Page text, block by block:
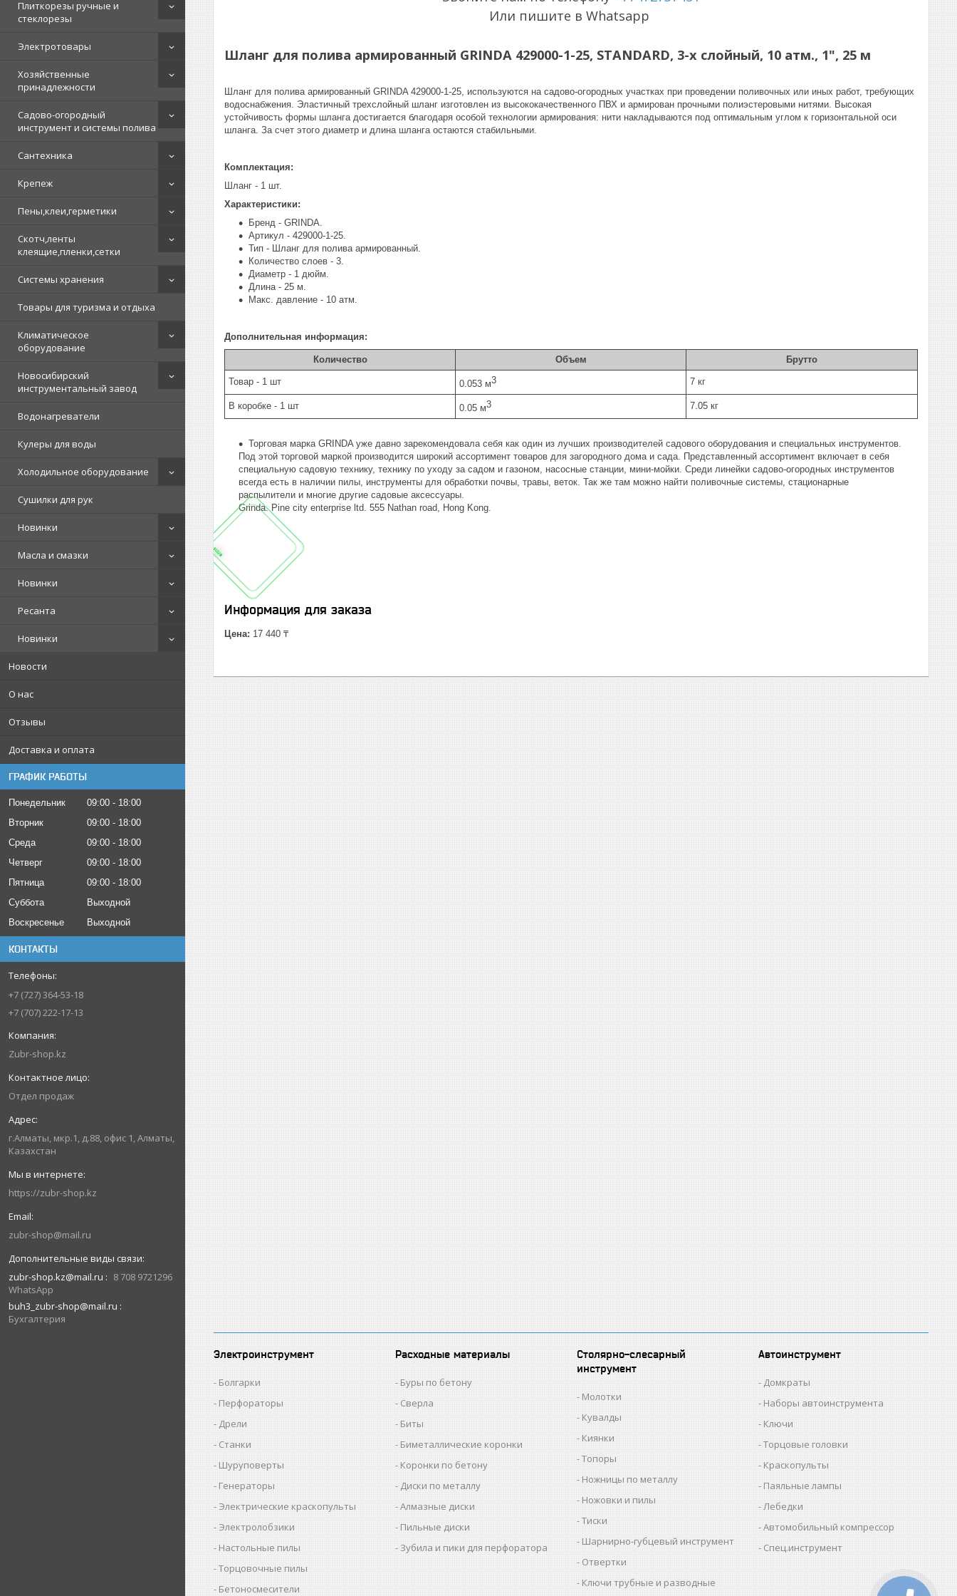
Плиткорезы ручные и
стеклорезы
Электротовары
Хозяйственные
принадлежности
Садово-огородный
инструмент и системы полива
Сантехника
Крепеж
Пены,клеи,герметики
Скотч,ленты
клеящие,пленки,сетки
Системы хранения
Товары для туризма и отдыха
Климатическое
оборудование
Новосибирский
инструментальный завод
Водонагреватели
Кулеры для воды
Холодильное оборудование
Сушилки для рук
Новинки
Масла и смазки
Новинки
Ресанта
Новинки
Новости
О нас
Отзывы
Доставка и оплата
ГРАФИК РАБОТЫ
Понедельник 09:00
18:00
Вторник
09:00
18:00
Среда
09:00
18:00
Четверг
09:00
18:00
Пятница
09:00
18:00
Суббота
Выходной
Воскресенье
Выходной
КОНТАКТЫ
+7 (727) 364-53-18
+7 (707) 222-17-13
Zubr-shop.kz
Отдел продаж
г.Алматы, мкр.1, д.88, офис 1, Алматы,
Казахстан
https://zubr-shop.kz
zubr-shop@mail.ru
zubr-shop.kz@mail.ru
8 708 9721296
WhatsApp
buh3_zubr-shop@mail.ru
Бухгалтерия
Или пишите в Whatsapp
Шланг для полива армированный GRINDA 429000-1-25, STANDARD, 3-х слойный, 10 атм., 1", 25 м
Шланг для полива армированный GRINDA 429000-1-25, используются на садово-огородных участках при проведении поливочных или иных работ, требующих
водоснабжения. Эластичный трехслойный шланг изготовлен из высококачественного ПВХ и армирован прочными полиэстеровыми нитями. Высокая
устойчивость формы шланга достигается благодаря особой технологии армирования: нити накладываются под оптимальным углом к горизонтальной оси
шланга. За счет этого диаметр и длина шланга остаются стабильными.
Комплектация:
Шланг - 1 шт.
Характеристики:
Бренд - GRINDA.
Артикул - 429000-1-25.
Тип - Шланг для полива армированный.
Количество слоев - 3.
Диаметр - 1 дюйм.
Длина - 25 м.
Макс. давление - 10 атм.
Дополнительная информация:
Количество Объем Брутто
Товар - 1 шт 0.053 м3 7 кг
В коробке - 1 шт 0.05 м3 7.05 кг
Торговая марка GRINDA уже давно зарекомендовала себя как один из лучших производителей садового оборудования и специальных инструментов.
Под этой торговой маркой производится широкий ассортимент товаров для загородного дома и сада. Представленный ассортимент включает в себя
специальную садовую технику, технику по уходу за садом и газоном, насосные станции, мини-мойки. Среди линейки садово-огородных инструментов
всегда есть в наличии пилы, инструменты для обработки почвы, травы, веток. Так же там можно найти поливочные системы, стационарные
распылители и многие другие садовые аксессуары.
Grinda. Pine city enterprise ltd. 555 Nathan road, Hong Kong.
Информация для заказа
Цена: 17 440 ₸
Электроинструмент
Болгарки
Перфораторы
Дрели
Станки
Шуруповерты
Генераторы
Электрические краскопульты
Электролобзики
Настольные пилы
Торцовочные пилы
Бетоносмесители
Расходные материалы
Буры по бетону
Сверла
Биты
Биметаллические коронки
Коронки по бетону
Диски по металлу
Алмазные диски
Пильные диски
Зубила и пики для перфоратора
Столярно-слесарный
инструмент
Молотки
Кувалды
Киянки
Топоры
Ножницы по металлу
Ножовки и пилы
Тиски
Шарнирно-губцевый инструмент
Отвертки
Ключи трубные и разводные
Автоинструмент
Домкраты
Наборы автоинструмента
Ключи
Торцовые головки
Краскопульты
Паяльные лампы
Лебедки
Автомобильный компрессор
Спец.инструмент